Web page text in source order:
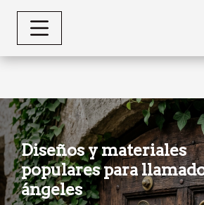
Diseños y materiales
populares para
ángeles